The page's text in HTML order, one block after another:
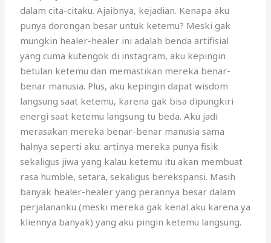
dalam cita-citaku. Ajaibnya, kejadian. Kenapa aku
punya dorongan besar untuk ketemu? Meski gak
mungkin healer-healer ini adalah benda artifisial
yang cuma kutengok di instagram, aku kepingin
betulan ketemu dan memastikan mereka benar-
benar manusia. Plus, aku kepingin dapat wisdom
langsung saat ketemu, karena gak bisa dipungkiri
energi saat ketemu langsung tu beda. Aku jadi
merasakan mereka benar-benar manusia sama
halnya seperti aku: artinya mereka punya fisik
sekaligus jiwa yang kalau ketemu itu akan membuat
rasa humble, setara, sekaligus berekspansi. Masih
banyak healer-healer yang perannya besar dalam
perjalananku (meski mereka gak kenal aku karena ya
kliennya banyak) yang aku pingin ketemu langsung.